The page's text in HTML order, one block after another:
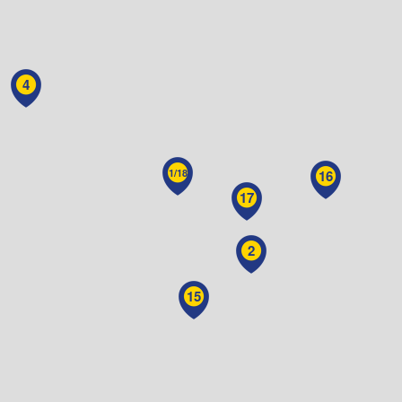
1/18
2
4
15
16
17